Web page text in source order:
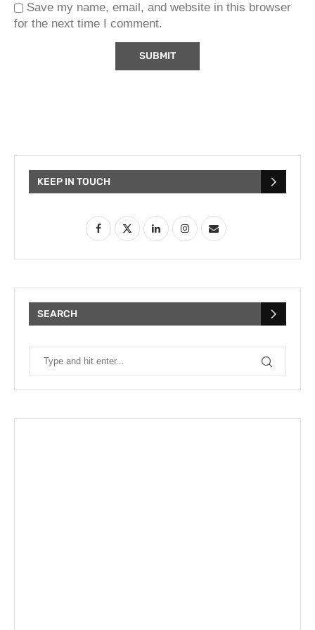
Save my name, email, and website in this browser
for the next time I comment.
KEEP IN TOUCH
SEARCH